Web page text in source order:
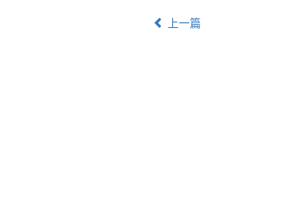
上一篇